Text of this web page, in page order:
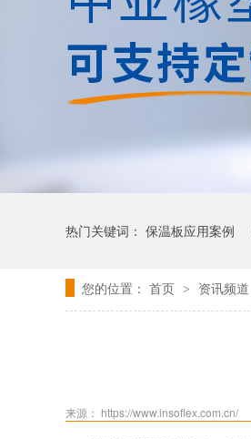
热门关键词： 保温板应用案例
您的位置： 首页 > 资讯频道
来源： https://www.insoflex.com.cn/